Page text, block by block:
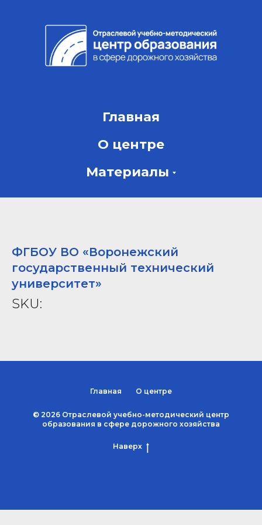
Главная
О центре
Материалы
ФГБОУ ВО «Воронежский
государственный технический
университет»
SKU:
Главная О центре
© 2026 Отраслевой учебно-методический центр
образования в сфере дорожного хозяйства
Наверх